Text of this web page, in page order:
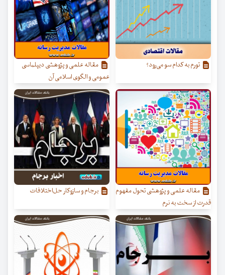
تورم به کدام سو می‌رود؟
مقاله علمی و پژوهشی دیپلماسی
عمومی و الگوی اسلامی آن
مقاله علمی و پژوهشی تحول مفهوم
قدرت از سخت به نرم
برجام و سازوکار حل‌اختلافات